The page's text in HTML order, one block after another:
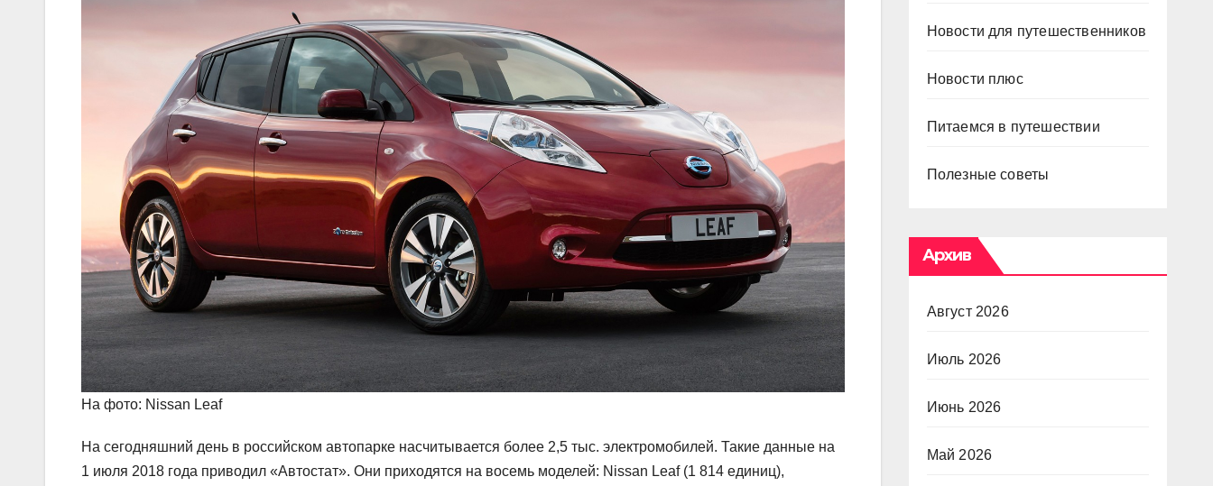
На фото: Nissan Leaf
На сегодняшний день в российском автопарке насчитывается более 2,5 тыс. электромобилей. Такие данные на
1 июля 2018 года приводил «Автостат». Они приходятся на восемь моделей: Nissan Leaf (1 814 единиц),
Новости для путешественников
Новости плюс
Питаемся в путешествии
Полезные советы
Архив
Август 2026
Июль 2026
Июнь 2026
Май 2026